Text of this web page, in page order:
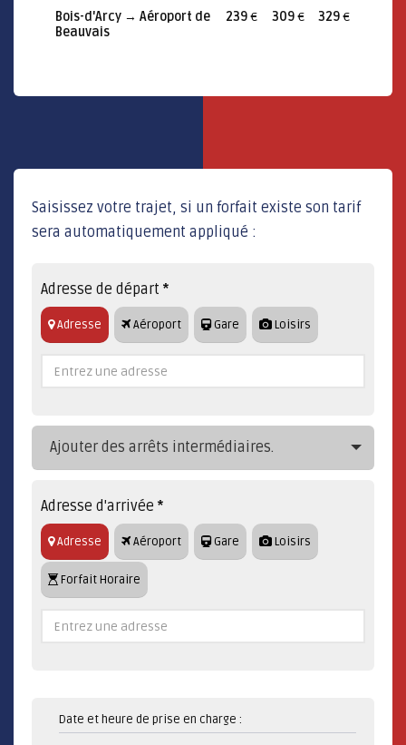
Bois-d'Arcy → Aéroport de
Beauvais
239€ 309€ 329€
Saisissez votre trajet, si un forfait existe son tarif
sera automatiquement appliqué :
Adresse de départ *
Adresse Aéroport Gare Loisirs
Ajouter des arrêts intermédiaires.
Adresse d'arrivée *
Adresse Aéroport Gare Loisirs
Forfait Horaire
Date et heure de prise en charge :